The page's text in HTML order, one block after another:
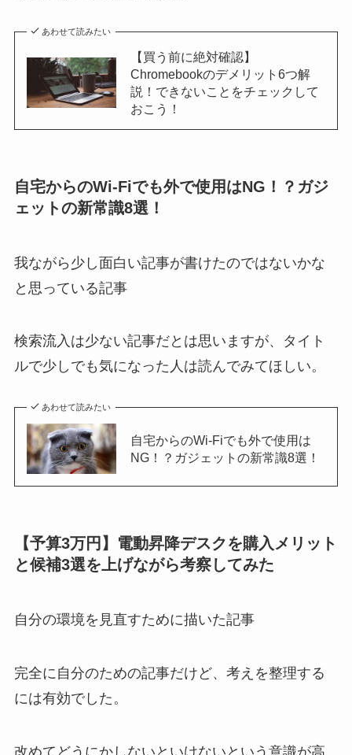
あわせて読みたい
【買う前に絶対確認】
Chromebookのデメリット6つ解
説！できないことをチェックして
おこう！
自宅からのWi-Fiでも外で使用はNG！？ガジ
ェットの新常識8選！
我ながら少し面白い記事が書けたのではないかな
と思っている記事
検索流入は少ない記事だとは思いますが、タイト
ルで少しでも気になった人は読んでみてほしい。
あわせて読みたい
自宅からのWi-Fiでも外で使用は
NG！？ガジェットの新常識8選！
【予算3万円】電動昇降デスクを購入メリット
と候補3選を上げながら考察してみた
自分の環境を見直すために描いた記事
完全に自分のための記事だけど、考えを整理する
には有効でした。
改めてどうにかしないといけないという意識が高